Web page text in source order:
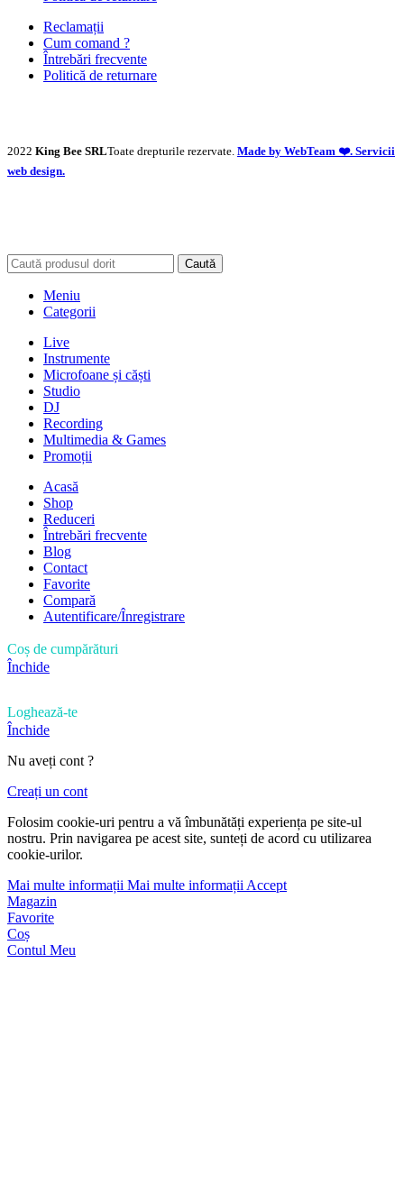
Reclamații
Cum comand ?
Întrebări frecvente
Politică de returnare
2022 King Bee SRLToate drepturile rezervate. Made by WebTeam ❤️. Servicii
web design.
Caută
Meniu
Categorii
Live
Instrumente
Microfoane și căști
Studio
DJ
Recording
Multimedia & Games
Promoții
Acasă
Shop
Reduceri
Întrebări frecvente
Blog
Contact
Favorite
Compară
Autentificare/Înregistrare
Coș de cumpărături
Închide
Loghează-te
Închide
Nu aveți cont ?
Creați un cont
Folosim cookie-uri pentru a vă îmbunătăți experiența pe site-ul
nostru. Prin navigarea pe acest site, sunteți de acord cu utilizarea
cookie-urilor.
Mai multe informații Mai multe informațiiAccept
Magazin
Favorite
Coș
Contul Meu